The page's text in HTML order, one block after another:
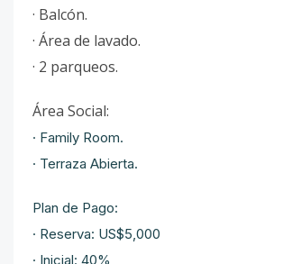
· Balcón.
· Área de lavado.
· 2 parqueos.
Área Social:
· Family Room.
· Terraza Abierta.
Plan de Pago:
· Reserva: US$5,000
· Inicial: 40%